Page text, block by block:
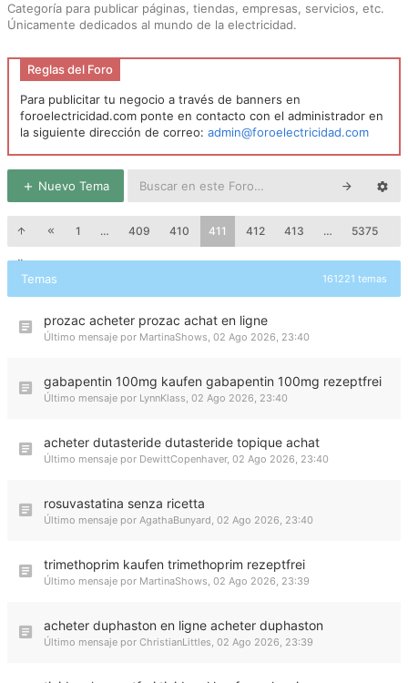
Categoría para publicar páginas, tiendas, empresas, servicios, etc.
Únicamente dedicados al mundo de la electricidad.
Reglas del Foro
Para publicitar tu negocio a través de banners en
foroelectricidad.com ponte en contacto con el administrador en
la siguiente dirección de correo: admin@foroelectricidad.com
Nuevo Tema
1 … 409 410 411 412 413 … 5375
Temas 161221 temas
prozac acheter prozac achat en ligne
Último mensaje por MartinaShows, 02 Ago 2026, 23:40
gabapentin 100mg kaufen gabapentin 100mg rezeptfrei
Último mensaje por LynnKlass, 02 Ago 2026, 23:40
acheter dutasteride dutasteride topique achat
Último mensaje por DewittCopenhaver, 02 Ago 2026, 23:40
rosuvastatina senza ricetta
Último mensaje por AgathaBunyard, 02 Ago 2026, 23:40
trimethoprim kaufen trimethoprim rezeptfrei
Último mensaje por MartinaShows, 02 Ago 2026, 23:39
acheter duphaston en ligne acheter duphaston
Último mensaje por ChristianLittles, 02 Ago 2026, 23:39